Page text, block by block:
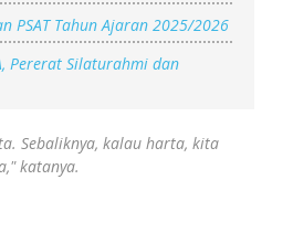
PSAT Tahun Ajaran 2025/2026
Pererat Silaturahmi dan
Sebaliknya, kalau harta, kita
katanya.